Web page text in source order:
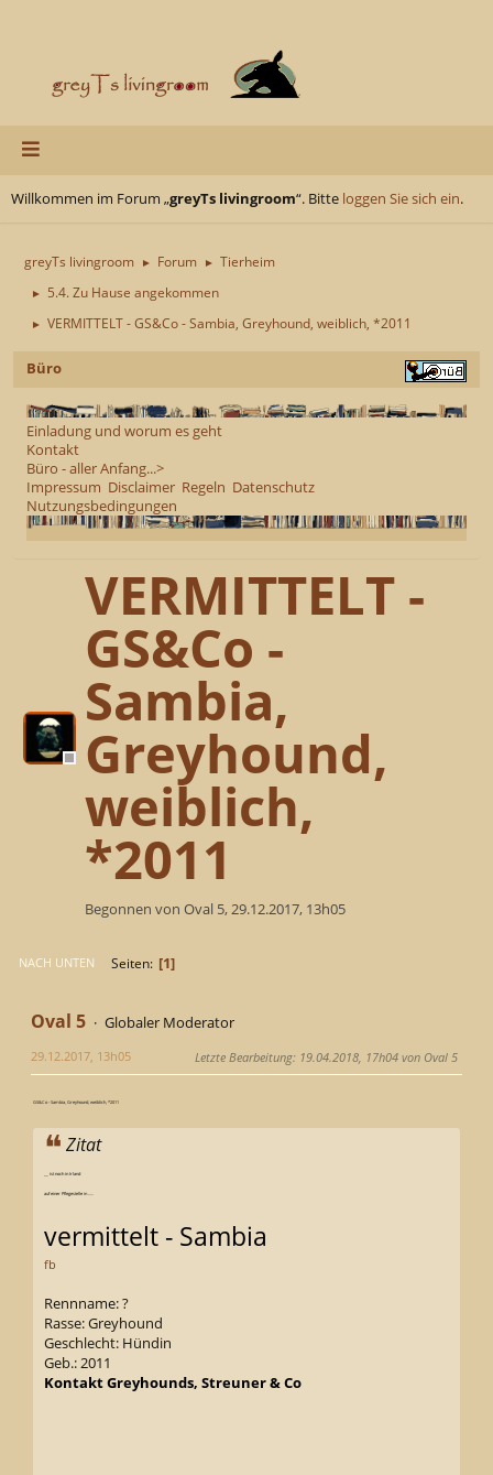
Willkommen im Forum „greyTs livingroom“. Bitte loggen Sie sich ein.
greyTs livingroom ► Forum ► Tierheim
► 5.4. Zu Hause angekommen
► VERMITTELT - GS&Co - Sambia, Greyhound, weiblich, *2011
Büro
Einladung und worum es geht
Kontakt
Büro - aller Anfang...>
Impressum Disclaimer Regeln Datenschutz
Nutzungsbedingungen
VERMITTELT -
GS&Co -
Sambia,
Greyhound,
weiblich,
*2011
Begonnen von Oval 5, 29.12.2017, 13h05
NACH UNTEN Seiten 1
Oval 5 Globaler Moderator
29.12.2017, 13h05 Letzte Bearbeitung: 19.04.2018, 17h04 von Oval 5
GS&Co - Sambia, Greyhound, weiblich, *2011
Zitat
__ ist noch in Irland
auf einer Pflegestelle in .....
vermittelt - Sambia
fb
Rennname: ?
Rasse: Greyhound
Geschlecht: Hündin
Geb.: 2011
Kontakt Greyhounds, Streuner & Co